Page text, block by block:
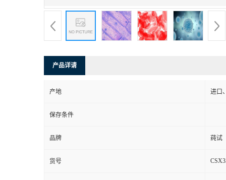
产品详请
产地 进口
保存条件
品牌 莼试
货号